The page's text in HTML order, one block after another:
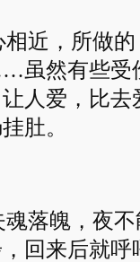
，所做的
虽然有些受
人爱，比
肚。
魄，夜不
回来后就